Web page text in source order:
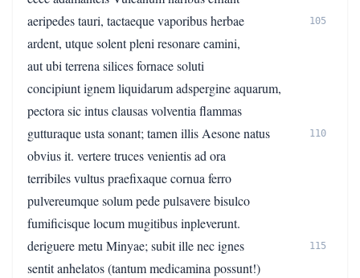
aeripedes tauri, tactaeque vaporibus herbae
105
ardent, utque solent pleni resonare camini,
aut ubi terrena silices fornace soluti
concipiunt ignem liquidarum adspergine aquarum,
pectora sic intus clausas volventia flammas
gutturaque usta sonant; tamen illis Aesone natus
110
obvius it. vertere truces venientis ad ora
terribiles vultus praefixaque cornua ferro
pulvereumque solum pede pulsavere bisulco
fumificisque locum mugitibus inpleverunt.
deriguere metu Minyae; subit ille nec ignes
115
sentit anhelatos (tantum medicamina possunt!)